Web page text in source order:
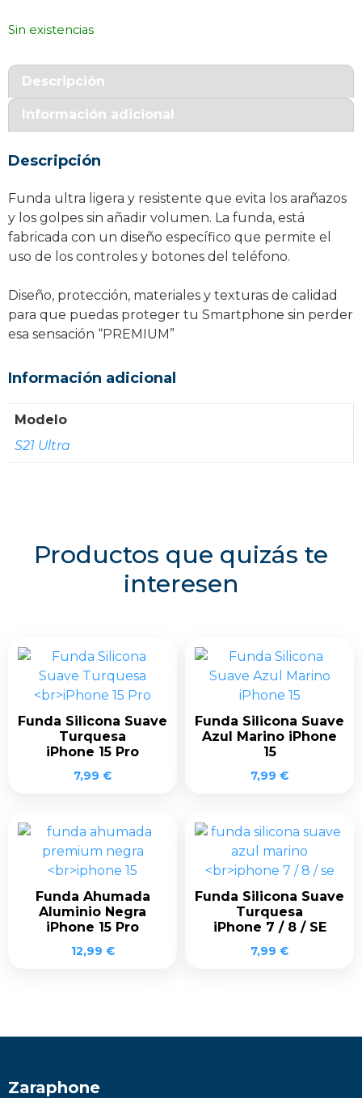
Sin existencias
Descripción
Información adicional
Descripción
Funda ultra ligera y resistente que evita los arañazos
y los golpes sin añadir volumen. La funda, está
fabricada con un diseño específico que permite el
uso de los controles y botones del teléfono.
Diseño, protección, materiales y texturas de calidad
para que puedas proteger tu Smartphone sin perder
esa sensación “PREMIUM”
Información adicional
Modelo
S21 Ultra
Productos que quizás te
interesen
Funda Silicona Suave
Turquesa
iPhone 15 Pro
7,99 €
Funda Silicona Suave
Azul Marino iPhone
15
7,99 €
Funda Ahumada
Aluminio Negra
iPhone 15 Pro
12,99 €
Funda Silicona Suave
Turquesa
iPhone 7 / 8 / SE
7,99 €
Zaraphone